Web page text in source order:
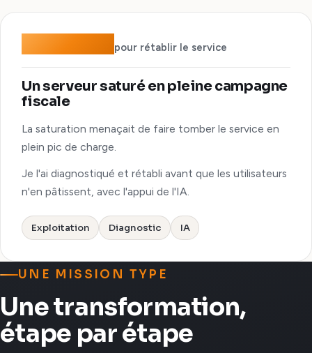
pour rétablir le service
Un serveur saturé en pleine campagne
fiscale
La saturation menaçait de faire tomber le service en
plein pic de charge.
Je l'ai diagnostiqué et rétabli avant que les utilisateurs
n'en pâtissent, avec l'appui de l'IA.
Exploitation Diagnostic IA
UNE MISSION TYPE
Une transformation,
étape par étape